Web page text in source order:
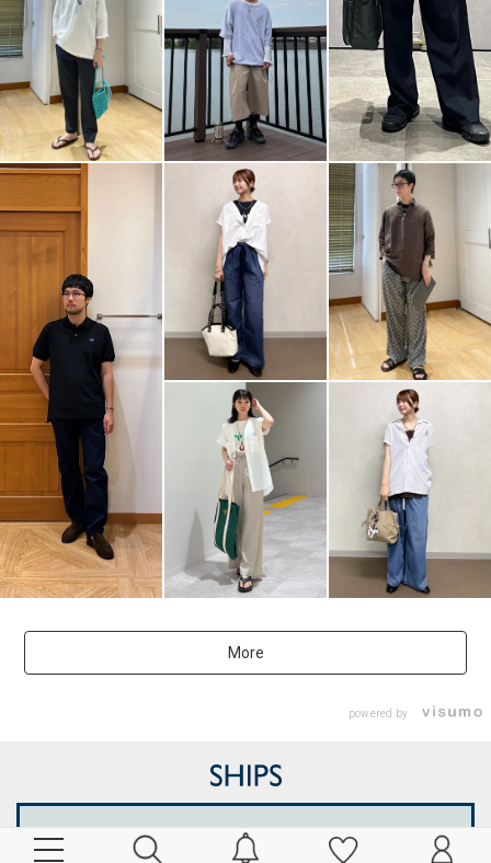
More
powered by